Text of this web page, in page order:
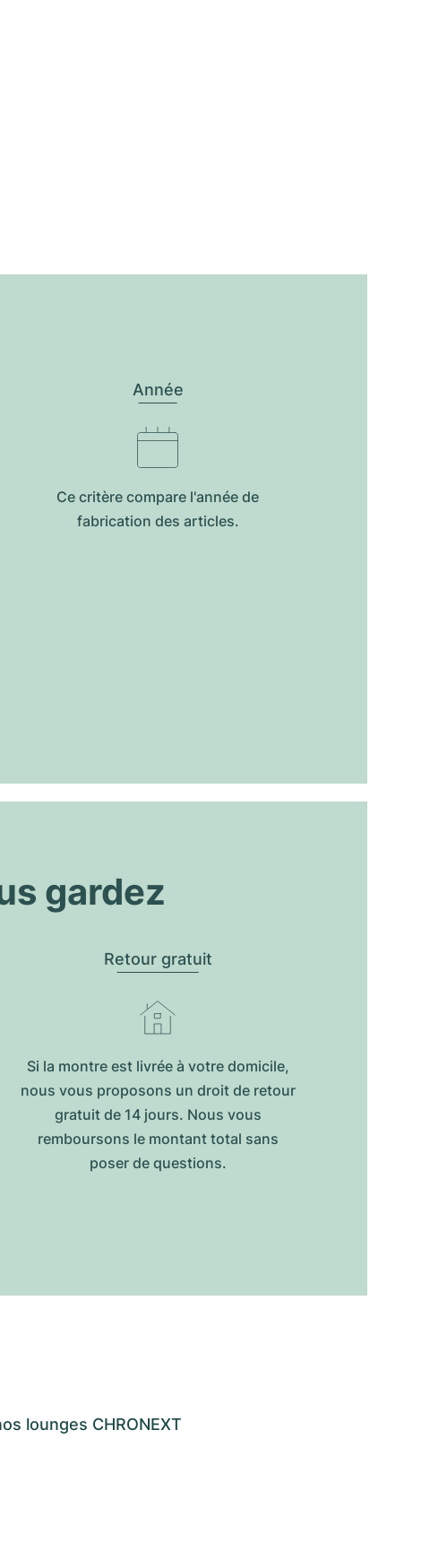
Année
Ce critère compare l'année de
fabrication des articles.
gardez
Retour gratuit
Si la montre est livrée à votre domicile,
nous vous proposons un droit de retour
gratuit de 14 jours. Nous vous
remboursons le montant total sans
poser de questions.
lounges CHRONEXT